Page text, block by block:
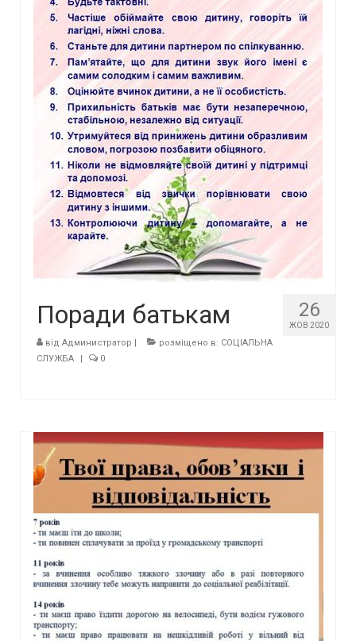
26
ЖОВ 2020
Поради батькам
від Администратор | розміщено в: СОЦІАЛЬНА
СЛУЖБА
| 0